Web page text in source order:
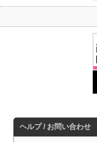
ヘルプ / お問い合わせ